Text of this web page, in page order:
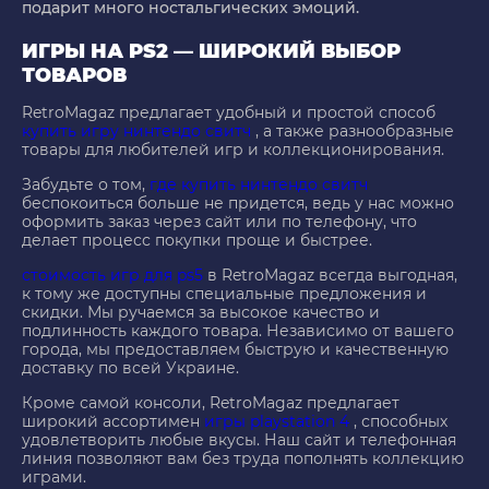
подарит много ностальгических эмоций.
ИГРЫ НА PS2 — ШИРОКИЙ ВЫБОР
ТОВАРОВ
RetroMagaz предлагает удобный и простой способ
купить игру нинтендо свитч , а также разнообразные
товары для любителей игр и коллекционирования.
Забудьте о том, где купить нинтендо свитч
беспокоиться больше не придется, ведь у нас можно
оформить заказ через сайт или по телефону, что
делает процесс покупки проще и быстрее.
стоимость игр для ps5 в RetroMagaz всегда выгодная,
к тому же доступны специальные предложения и
скидки. Мы ручаемся за высокое качество и
подлинность каждого товара. Независимо от вашего
города, мы предоставляем быструю и качественную
доставку по всей Украине.
Кроме самой консоли, RetroMagaz предлагает
широкий ассортимен игры playstation 4 , способных
удовлетворить любые вкусы. Наш сайт и телефонная
линия позволяют вам без труда пополнять коллекцию
играми.